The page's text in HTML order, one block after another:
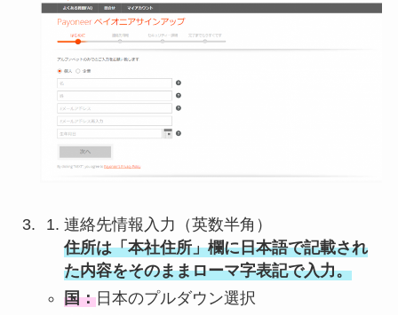
連絡先情報入力（英数半角）
住所は「本社住所」欄に日本語で記載され
た内容をそのままローマ字表記で入力。
国：日本のプルダウン選択